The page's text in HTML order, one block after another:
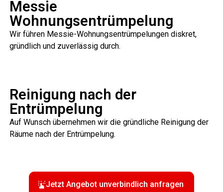
Messie
Wohnungsentrümpelung
Wir führen Messie-Wohnungsentrümpelungen diskret,
gründlich und zuverlässig durch.
Reinigung nach der
Entrümpelung
Auf Wunsch übernehmen wir die gründliche Reinigung der
Räume nach der Entrümpelung.
Jetzt Angebot unverbindlich anfragen